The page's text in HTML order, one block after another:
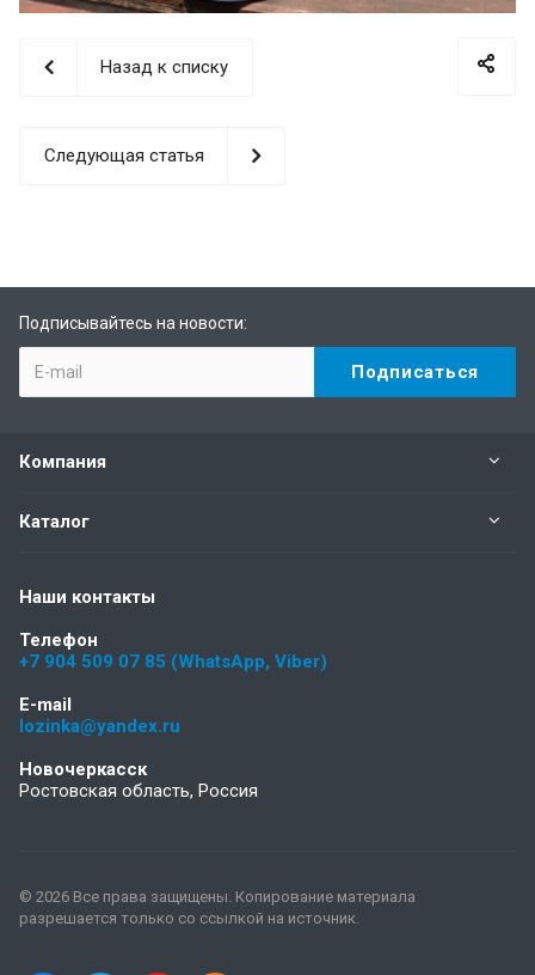
Назад к списку
Следующая статья
Подписывайтесь на новости:
Компания
Каталог
Наши контакты
Телефон
+7 904 509 07 85 (WhatsApp, Viber)
E-mail
lozinka@yandex.ru
Новочеркасск
Ростовская область, Россия
© 2026 Все права защищены. Копирование материала
разрешается только со ссылкой на источник.